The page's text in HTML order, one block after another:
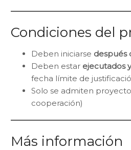
Condiciones del
Deben iniciarse después
Deben estar ejecutados
fecha límite de
Solo se admiten
cooperación)
Más información